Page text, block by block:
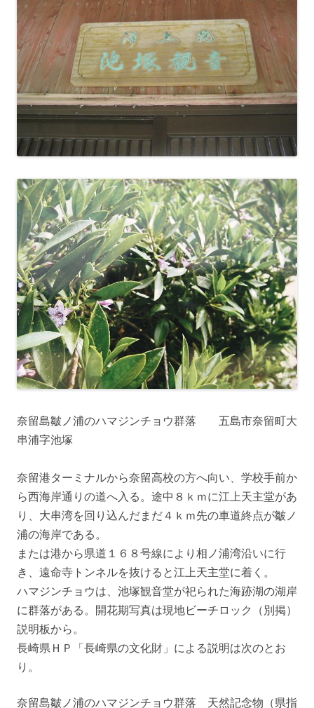
奈留島皺ノ浦のハマジンチョウ群落 五島市奈留町大
串浦字池塚
奈留港ターミナルから奈留高校の方へ向い、学校手前か
ら西海岸通りの道へ入る。途中８ｋｍに江上天主堂があ
り、大串湾を回り込んだまだ４ｋｍ先の車道終点が皺ノ
浦の海岸である。
または港から県道１６８号線により相ノ浦湾沿いに行
き、遠命寺トンネルを抜けると江上天主堂に着く。
ハマジンチョウは、池塚観音堂が祀られた海跡湖の湖岸
に群落がある。開花期写真は現地ビーチロック（別掲）
説明板から。
長崎県ＨＰ「長崎県の文化財」による説明は次のとお
り。
奈留島皺ノ浦のハマジンチョウ群落 天然記念物（県指